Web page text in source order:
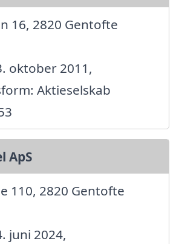
16, 2820 Gentofte
oktober 2011,
Aktieselskab
ApS
110, 2820 Gentofte
juni 2024,